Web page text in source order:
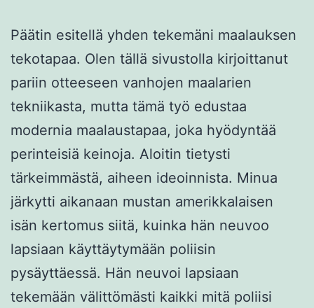
Päätin esitellä yhden tekemäni maalauksen
tekotapaa. Olen tällä sivustolla kirjoittanut
pariin otteeseen vanhojen maalarien
tekniikasta, mutta tämä työ edustaa
modernia maalaustapaa, joka hyödyntää
perinteisiä keinoja. Aloitin tietysti
tärkeimmästä, aiheen ideoinnista. Minua
järkytti aikanaan mustan amerikkalaisen
isän kertomus siitä, kuinka hän neuvoo
lapsiaan käyttäytymään poliisin
pysäyttäessä. Hän neuvoi lapsiaan
tekemään välittömästi kaikki mitä poliisi